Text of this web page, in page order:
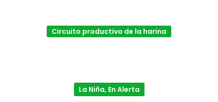
Circuito productivo de la harina
La Niña, En Alerta